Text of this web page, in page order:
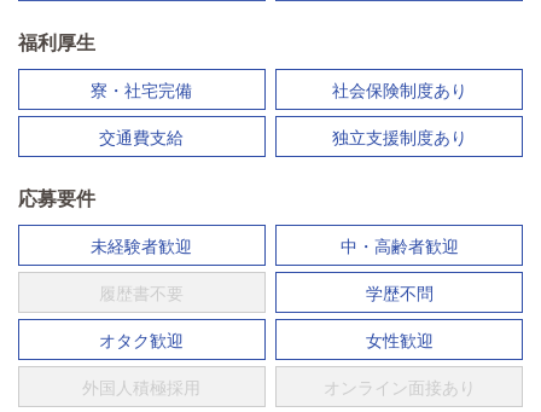
福利厚生
寮・社宅完備 社会保険制度あり
交通費支給 独立支援制度あり
応募要件
未経験者歓迎 中・高齢者歓迎
履歴書不要 学歴不問
オタク歓迎 女性歓迎
外国人積極採用 オンライン面接あり